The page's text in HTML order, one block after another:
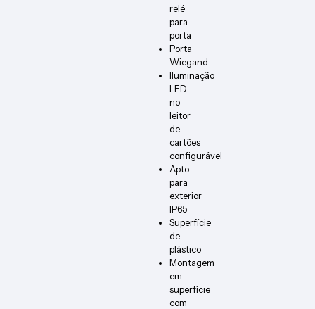
relé
para
porta
Porta
Wiegand
Iluminação
LED
no
leitor
de
cartões
configurável
Apto
para
exterior
IP65
Superfície
de
plástico
Montagem
em
superfície
com